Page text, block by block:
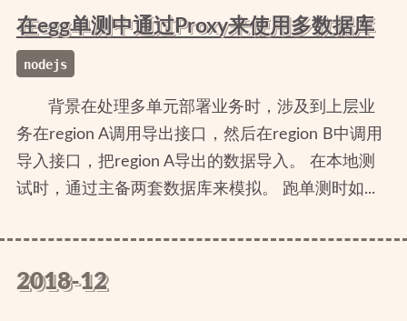
在egg单测中通过Proxy来使用多数据库
nodejs
背景在处理多单元部署业务时，涉及到上层业
务在region A调用导出接口，然后在region B中调用
导入接口，把region A导出的数据导入。 在本地测
试时，通过主备两套数据库来模拟。 跑单测时如...
2018-12